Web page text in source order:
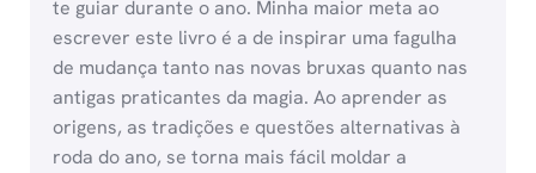
te guiar durante o ano. Minha maior meta ao
escrever este livro é a de inspirar uma fagulha
de mudança tanto nas novas bruxas quanto nas
antigas praticantes da magia. Ao aprender as
origens, as tradições e questões alternativas à
roda do ano, se torna mais fácil moldar a